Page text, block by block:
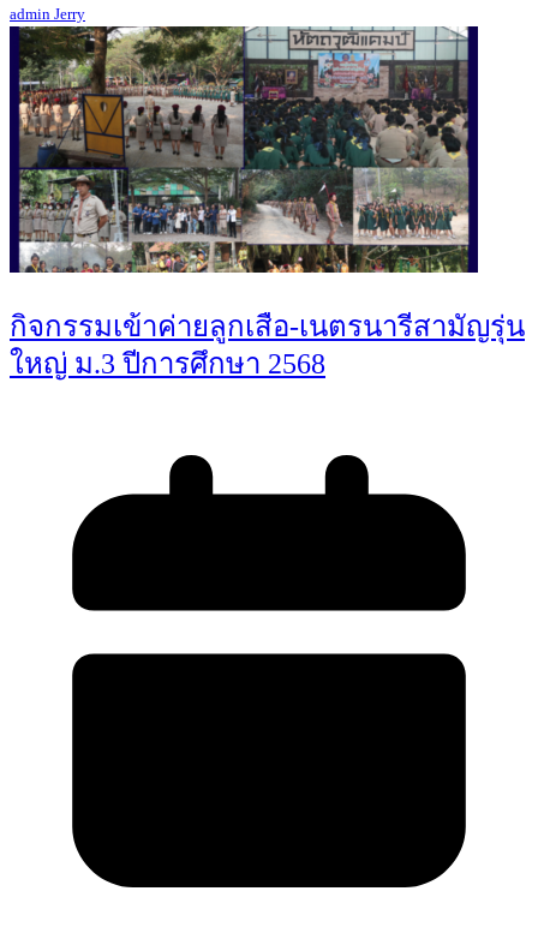
admin Jerry
กิจกรรมเข้าค่ายลูกเสือ-เนตรนารีสามัญรุ่น
ใหญ่ ม.3 ปีการศึกษา 2568